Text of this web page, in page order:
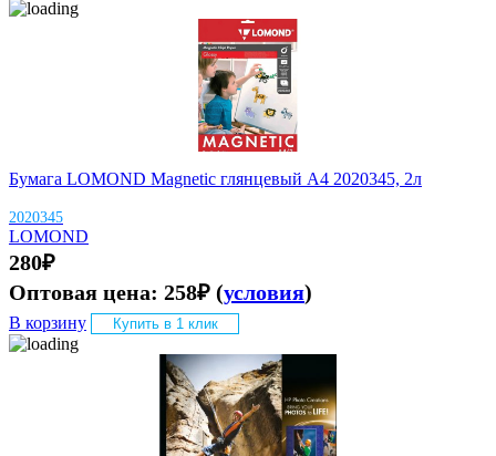
Бумага LOMOND Magnetic глянцевый A4 2020345, 2л
2020345
LOMOND
280₽
Оптовая цена: 258₽ (условия)
В корзину Купить в 1 клик